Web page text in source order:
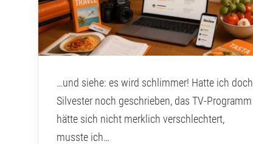
…und siehe: es wird schlimmer! Hatte ich doch
Silvester noch geschrieben, das TV-Programm
hätte sich nicht merklich verschlechtert,
musste ich…